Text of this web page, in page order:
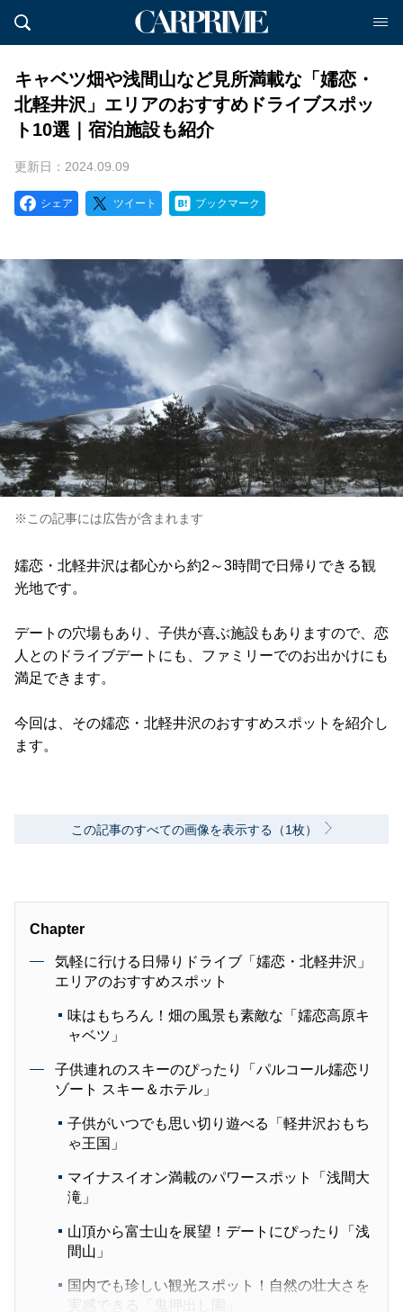
キャベツ畑や浅間山など見所満載な「嬬恋・
北軽井沢」エリアのおすすめドライブスポッ
ト10選｜宿泊施設も紹介
更新日：2024.09.09
シェア ツイート ブックマーク
※この記事には広告が含まれます
嬬恋・北軽井沢は都心から約2～3時間で日帰りできる観
光地です。
デートの穴場もあり、子供が喜ぶ施設もありますので、恋
人とのドライブデートにも、ファミリーでのお出かけにも
満足できます。
今回は、その嬬恋・北軽井沢のおすすめスポットを紹介し
ます。
この記事のすべての画像を表示する（1枚）
Chapter
気軽に行ける日帰りドライブ「嬬恋・北軽井沢」
エリアのおすすめスポット
味はもちろん！畑の風景も素敵な「嬬恋高原キ
ャベツ」
子供連れのスキーのぴったり「パルコール嬬恋リ
ゾート スキー＆ホテル」
子供がいつでも思い切り遊べる「軽井沢おもち
ゃ王国」
マイナスイオン満載のパワースポット「浅間大
滝」
山頂から富士山を展望！デートにぴったり「浅
間山」
国内でも珍しい観光スポット！自然の壮大さを
実感できる「鬼押出し園」